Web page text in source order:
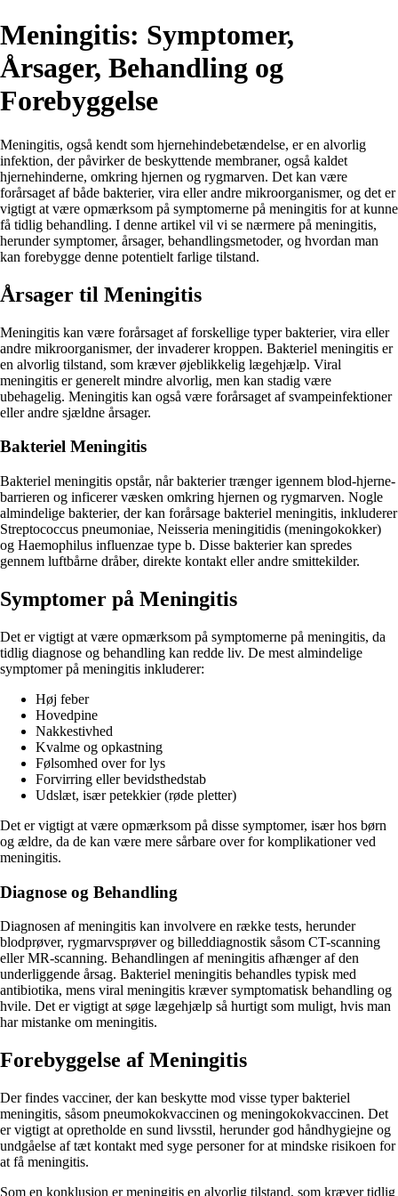
Meningitis: Symptomer,
Årsager, Behandling og
Forebyggelse
Meningitis, også kendt som hjernehindebetændelse, er en alvorlig
infektion, der påvirker de beskyttende membraner, også kaldet
hjernehinderne, omkring hjernen og rygmarven. Det kan være
forårsaget af både bakterier, vira eller andre mikroorganismer, og det er
vigtigt at være opmærksom på symptomerne på meningitis for at kunne
få tidlig behandling. I denne artikel vil vi se nærmere på meningitis,
herunder symptomer, årsager, behandlingsmetoder, og hvordan man
kan forebygge denne potentielt farlige tilstand.
Årsager til Meningitis
Meningitis kan være forårsaget af forskellige typer bakterier, vira eller
andre mikroorganismer, der invaderer kroppen. Bakteriel meningitis er
en alvorlig tilstand, som kræver øjeblikkelig lægehjælp. Viral
meningitis er generelt mindre alvorlig, men kan stadig være
ubehagelig. Meningitis kan også være forårsaget af svampeinfektioner
eller andre sjældne årsager.
Bakteriel Meningitis
Bakteriel meningitis opstår, når bakterier trænger igennem blod-hjerne-
barrieren og inficerer væsken omkring hjernen og rygmarven. Nogle
almindelige bakterier, der kan forårsage bakteriel meningitis, inkluderer
Streptococcus pneumoniae, Neisseria meningitidis (meningokokker)
og Haemophilus influenzae type b. Disse bakterier kan spredes
gennem luftbårne dråber, direkte kontakt eller andre smittekilder.
Symptomer på Meningitis
Det er vigtigt at være opmærksom på symptomerne på meningitis, da
tidlig diagnose og behandling kan redde liv. De mest almindelige
symptomer på meningitis inkluderer:
Høj feber
Hovedpine
Nakkestivhed
Kvalme og opkastning
Følsomhed over for lys
Forvirring eller bevidsthedstab
Udslæt, især petekkier (røde pletter)
Det er vigtigt at være opmærksom på disse symptomer, især hos børn
og ældre, da de kan være mere sårbare over for komplikationer ved
meningitis.
Diagnose og Behandling
Diagnosen af meningitis kan involvere en række tests, herunder
blodprøver, rygmarvsprøver og billeddiagnostik såsom CT-scanning
eller MR-scanning. Behandlingen af meningitis afhænger af den
underliggende årsag. Bakteriel meningitis behandles typisk med
antibiotika, mens viral meningitis kræver symptomatisk behandling og
hvile. Det er vigtigt at søge lægehjælp så hurtigt som muligt, hvis man
har mistanke om meningitis.
Forebyggelse af Meningitis
Der findes vacciner, der kan beskytte mod visse typer bakteriel
meningitis, såsom pneumokokvaccinen og meningokokvaccinen. Det
er vigtigt at opretholde en sund livsstil, herunder god håndhygiejne og
undgåelse af tæt kontakt med syge personer for at mindske risikoen for
at få meningitis.
Som en konklusion er meningitis en alvorlig tilstand, som kræver tidlig